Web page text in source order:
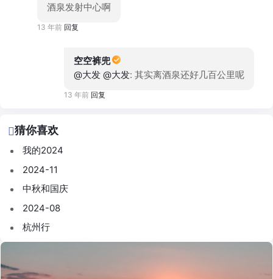
酒泉发射中心啊
13 年前 回复
空空裤兜
@大发 @大发: 其实离酒泉还好几百公里呢
13 年前 回复
猜你喜欢
我的2024
2024-11
中秋和国庆
2024-08
杭州行